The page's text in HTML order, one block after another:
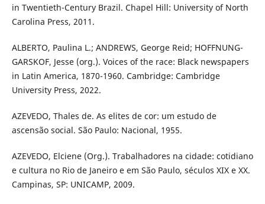
in Twentieth-Century Brazil. Chapel Hill: University of North
Carolina Press, 2011.
ALBERTO, Paulina L.; ANDREWS, George Reid; HOFFNUNG-
GARSKOF, Jesse (org.). Voices of the race: Black newspapers
in Latin America, 1870-1960. Cambridge: Cambridge
University Press, 2022.
AZEVEDO, Thales de. As elites de cor: um estudo de
ascensão social. São Paulo: Nacional, 1955.
AZEVEDO, Elciene (Org.). Trabalhadores na cidade: cotidiano
e cultura no Rio de Janeiro e em São Paulo, séculos XIX e XX.
Campinas, SP: UNICAMP, 2009.